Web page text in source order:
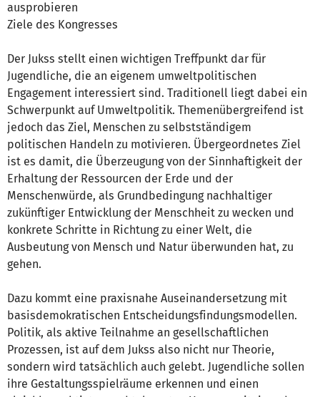
ausprobieren
Ziele des Kongresses
Der Jukss stellt einen wichtigen Treffpunkt dar für
Jugendliche, die an eigenem umweltpolitischen
Engagement interessiert sind. Traditionell liegt dabei ein
Schwerpunkt auf Umweltpolitik. Themenübergreifend ist
jedoch das Ziel, Menschen zu selbstständigem
politischen Handeln zu motivieren. Übergeordnetes Ziel
ist es damit, die Überzeugung von der Sinnhaftigkeit der
Erhaltung der Ressourcen der Erde und der
Menschenwürde, als Grundbedingung nachhaltiger
zukünftiger Entwicklung der Menschheit zu wecken und
konkrete Schritte in Richtung zu einer Welt, die
Ausbeutung von Mensch und Natur überwunden hat, zu
gehen.
Dazu kommt eine praxisnahe Auseinandersetzung mit
basisdemokratischen Entscheidungsfindungsmodellen.
Politik, als aktive Teilnahme an gesellschaftlichen
Prozessen, ist auf dem Jukss also nicht nur Theorie,
sondern wird tatsächlich auch gelebt. Jugendliche sollen
ihre Gestaltungsspielräume erkennen und einen